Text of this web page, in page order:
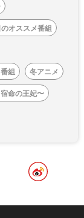
オススメ番組
組
冬アニメ
命の王妃〜